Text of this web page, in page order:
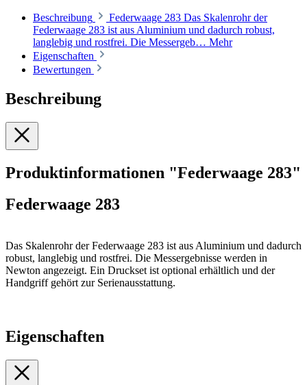
Beschreibung
Federwaage 283 Das Skalenrohr der
Federwaage 283 ist aus Aluminium und dadurch robust,
langlebig und rostfrei. Die Messergeb… Mehr
Eigenschaften
Bewertungen
Beschreibung
Produktinformationen "Federwaage 283"
Federwaage 283
Das Skalenrohr der Federwaage 283 ist aus Aluminium und dadurch
robust, langlebig und rostfrei. Die Messergebnisse werden in
Newton angezeigt. Ein Druckset ist optional erhältlich und der
Handgriff gehört zur Serienausstattung.
Eigenschaften